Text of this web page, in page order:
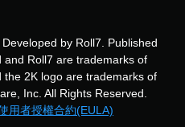
by Roll7. Published
and Roll7 are trademarks of
the 2K logo are trademarks of
Inc. All Rights Reserved.
用者授權合約(EULA)